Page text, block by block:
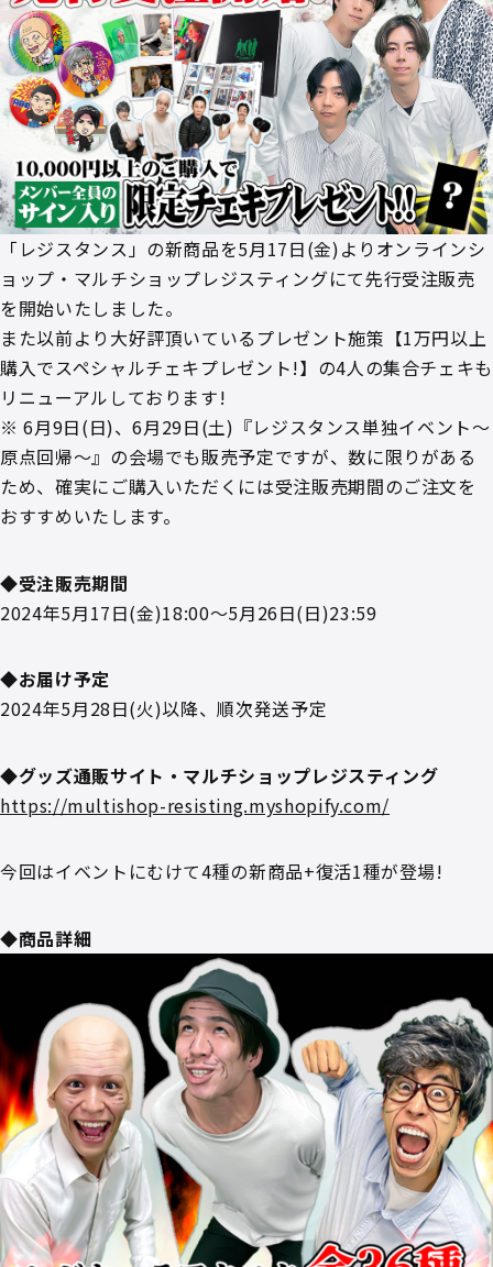
「レジスタンス」の新商品を5月17日(金)よりオンラインシ
ョップ・マルチショップレジスティングにて先行受注販売
を開始いたしました。
また以前より大好評頂いているプレゼント施策【1万円以上
購入でスペシャルチェキプレゼント!】の4人の集合チェキも
リニューアルしております!
※ 6月9日(日)、6月29日(土)『レジスタンス単独イベント～
原点回帰～』の会場でも販売予定ですが、数に限りがある
ため、確実にご購入いただくには受注販売期間のご注文を
おすすめいたします。
◆受注販売期間
2024年5月17日(金)18:00～5月26日(日)23:59
◆お届け予定
2024年5月28日(火)以降、順次発送予定
◆グッズ通販サイト・マルチショップレジスティング
https://multishop-resisting.myshopify.com/
今回はイベントにむけて4種の新商品+復活1種が登場!
◆商品詳細